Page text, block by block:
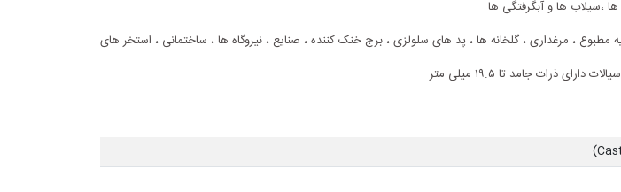
ها ،سیلاب ها و آبگرفتگی ها
مطبوع ، مرغداری ، گلخانه ها ، پد های سلولزی ، برج خنک کننده ، صنایع ، نیروگاه ها ، ساختمانی ، استخر های
ذرات جامد تا ۱۹.۵ میلی متر